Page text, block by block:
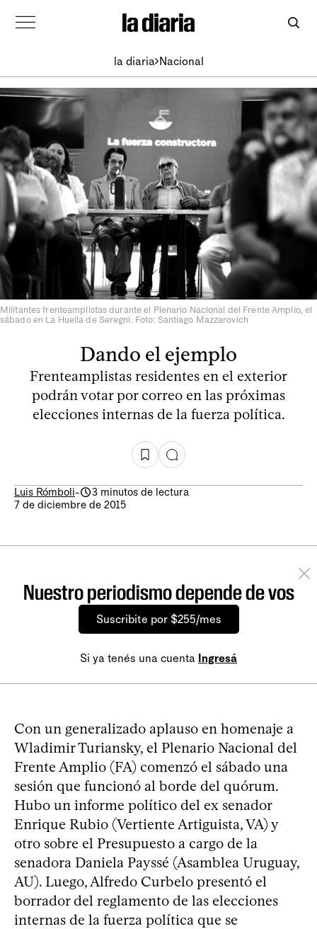
la diaria Nacional
Militantes frenteamplistas durante el Plenario Nacional del Frente Amplio, el
sábado en La Huella de Seregni. Foto: Santiago Mazzarovich
Dando el ejemplo
Frenteamplistas residentes en el exterior
podrán votar por correo en las próximas
elecciones internas de la fuerza política.
Luis Rómboli-
3 minutos de lectura
7 de diciembre de 2015
Nuestro periodismo depende de vos
Suscribite por $255/mes
Si ya tenés una cuenta Ingresá
Con un generalizado aplauso en homenaje a
Wladimir Turiansky, el Plenario Nacional del
Frente Amplio (FA) comenzó el sábado una
sesión que funcionó al borde del quórum.
Hubo un informe político del ex senador
Enrique Rubio (Vertiente Artiguista, VA) y
otro sobre el Presupuesto a cargo de la
senadora Daniela Payssé (Asamblea Uruguay,
AU). Luego, Alfredo Curbelo presentó el
borrador del reglamento de las elecciones
internas de la fuerza política que se